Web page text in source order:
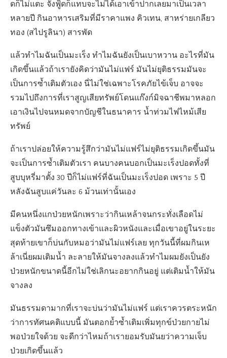
ดก็ไม่แตะ จังฟู้ดก็แทบจะไม่ได้เอาเข้าปากเลยมาเป็นเวลา
หลายปี กินอาหารเสริมที่มีราคาแพง คิวเทน, สาหร่ายเกลียว
ทอง (สไปรูลินา) สารพัด
แล้วทำไมฉันเป็นมะเร็ง ทำไมฉันยังเป็นเบาหวาน อะไรที่มัน
เกิดขึ้นแล้วถ้าเรายังคิดว่ามันไม่แฟร์ มันไม่ยุติธรรมมันจะ
เป็นการซ้ำเติมตัวเอง นี่ไม่ใช่เฉพาะโรคภัยไข้เจ็บ อาจจะ
รวมไปถึงการที่เราสูญเสียทรัพย์โดนแก๊งก์มิจฉาชีพมาหลอก
เอาเงินไปจนหมดจากบัญชีในธนาคาร น้ำท่วมไฟไหม้เสีย
ทรัพย์
ถ้าเราปล่อยให้ความรู้สึกว่ามันไม่แฟร์ไม่ยุติธรรมเกิดขึ้นมัน
จะเป็นการซ้ำเติมตัวเรา คนบางคนบอกเป็นมะเร็งปอดทั้งที่
สูบบุหรี่มาตั้ง 30 ปีก็ไม่แฟร์ที่ฉันเป็นมะเร็งปอด เพราะ 5 ปี
หลังฉันสูบแค่วันละ 6 ม้วนเท่านั้นเอง
มีคนหนึ่งแกป่วยหนักเพราะว่ากินเหล้าจนกระทั่งเลือดไม่
แข็งตัวมันซึมออกทางเข้าและผิวหนังและเมื่อเขาอยู่ในระยะ
สุดท้ายเขาก็บ่นกับหมอว่ามันไม่แฟร์เลย ทุกวันนี้ที่ผมกินเห
ล้าเนี่ยผมเติมน้ำ ละลายให้มันจางลงแล้วทำไมผมยังเป็นยัง
ป่วยหนักขนาดนี้อีกไม่ใช่เลิกนะอยากกินอยู่ แต่เติมน้ำให้มัน
จางลง
มันธรรมดามากที่เราจะบ่นว่ามันไม่แฟร์ แต่เราควรตระหนัก
ว่าการทัศนคติแบบนี้ มันตอกย้ำซ้ำเติมเพิ่มทุกข์ป่วยกายไม่
พอป่วยใจด้วย จะดีกว่าไหมถ้าเรายอมรับมันยว่าความเจ็บ
ป่วยเกิดขึ้นแล้ว